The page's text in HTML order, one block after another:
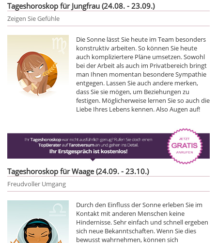
Tageshoroskop für Jungfrau (24.08. - 23.09.)
Zeigen Sie Gefühle
Die Sonne lässt Sie heute im Team besonders
konstruktiv arbeiten. So können Sie heute
auch kompliziertere Pläne umsetzen. Sowohl
bei der Arbeit als auch im Privatbereich bringt
man Ihnen momentan besondere Sympathie
entgegen. Lassen Sie auch andere merken,
dass Sie sie mögen, um Beziehungen zu
festigen. Möglicherweise lernen Sie so auch die
Liebe Ihres Lebens kennen. Also Augen auf!
Tageshoroskop für Waage (24.09. - 23.10.)
Freudvoller Umgang
Durch den Einfluss der Sonne erleben Sie im
Kontakt mit anderen Menschen keine
Hindernisse. Sehr einfach und schnell ergeben
sich neue Bekanntschaften. Wenn Sie dies
bewusst wahrnehmen, können sich